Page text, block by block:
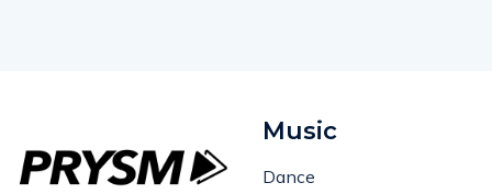
Music
Dance